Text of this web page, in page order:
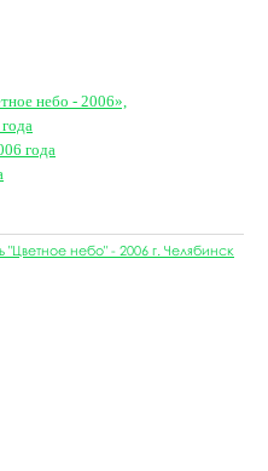
небо - 2006»,
года
небо" - 2006 г. Челябинск